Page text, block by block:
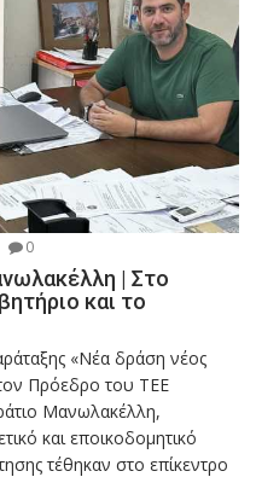
0
| Στο
και το
«Νέα δράση νέος
Πρόεδρο του ΤΕΕ
Μανωλακέλλη,
και εποικοδομητικό
τέθηκαν στο επίκεντρο